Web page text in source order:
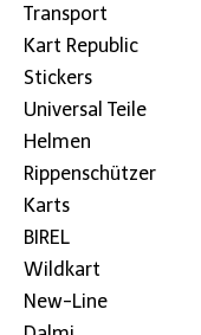
Transport
Kart Republic
Stickers
Universal Teile
Helmen
Rippenschützer
Karts
BIREL
Wildkart
New-Line